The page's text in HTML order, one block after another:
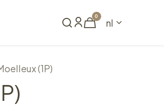
0
nl
(1P)